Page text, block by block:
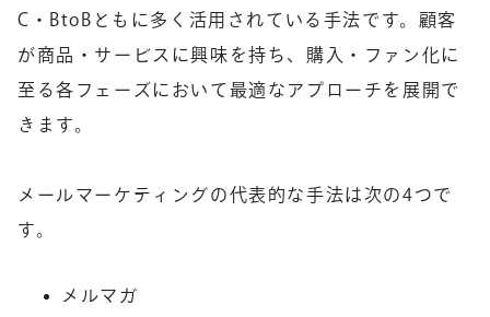
C・BtoBともに多く活用されている手法です。顧客
が商品・サービスに興味を持ち、購入・ファン化に
至る各フェーズにおいて最適なアプローチを展開で
きます。
メールマーケティングの代表的な手法は次の4つで
す。
メルマガ